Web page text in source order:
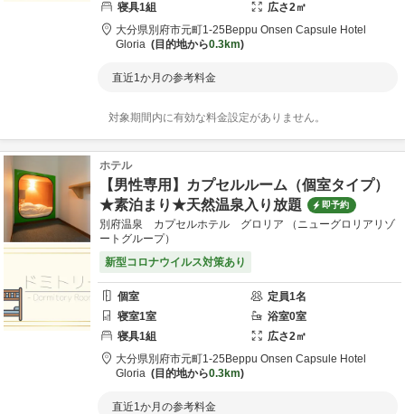
寝具1組 広さ2㎡
大分県別府市元町1-25 Beppu Onsen Capsule Hotel
Gloria
目的地から0.3km
直近1か月の参考料金
対象期間内に有効な料金設定がありません。
ホテル
【男性専用】カプセルルーム（個室タイプ）
★素泊まり★天然温泉入り放題
即予約
別府温泉 カプセルホテル グロリア （ニューグロリアリゾ
ートグループ）
新型コロナウイルス対策あり
個室 定員1名
寝室1室 浴室0室
寝具1組 広さ2㎡
大分県別府市元町1-25 Beppu Onsen Capsule Hotel
Gloria
目的地から0.3km
直近1か月の参考料金